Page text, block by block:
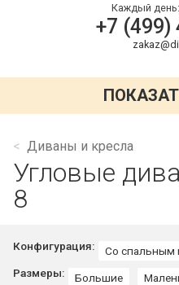
Каждый день:
+7 (499)
Диваны и кресла
Угловые
8
Конфигурация:
Со спальным
Размеры:
Большие